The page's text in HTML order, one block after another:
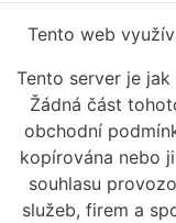
Tento web
Tento server je
Žádná část
obchodní
kopírována nebo
souhlasu
služeb, firem a